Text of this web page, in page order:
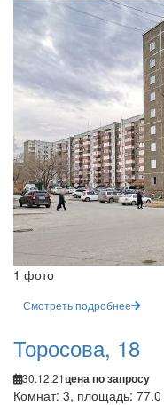
1 фото
Смотреть подробнее
Торосова, 18
30.12.21цена по запросу
Комнат: 3, площадь: 77.0